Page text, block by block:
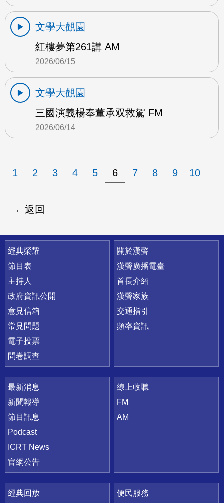
文學大觀園
紅樓夢第261講 AM
2026/06/15
文學大觀園
三國演義楊奉董承双救駕 FM
2026/06/14
1 2 3 4 5 6 7 8 9 10
返回
快速連結
經典榮耀
節目表
主持人
政府資訊公開
意見信箱
常見問題
電子投票
問卷調查
關於漢聲
漢聲廣播電臺
首長介紹
漢聲家族
交通指引
頻率資訊
最新消息
新聞報導
節目訊息
Podcast
ICRT News
官網公告
線上收聽
FM
AM
經典回放
便民服務